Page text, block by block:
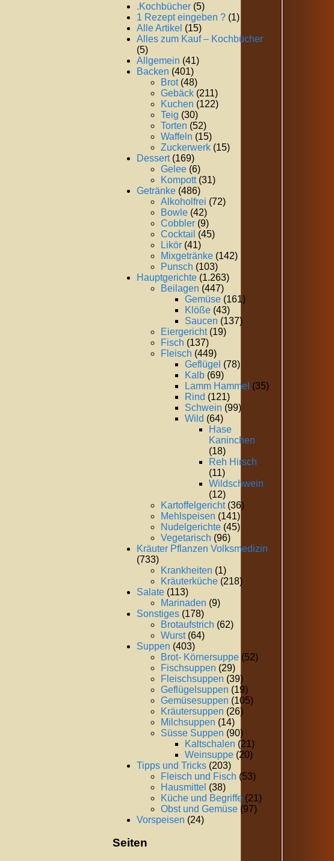
.Kochbücher (5)
1 Rezept eingeben ? (1)
Alle Artikel (15)
Alles zum Kauf – Kochbücher
(5)
Allgemein (41)
Backen (401)
Brot(48)
Gebäck (211)
Kuchen (122)
Teig (30)
Torten (52)
Waffeln (15)
Zuckerwerk (15)
Dessert(169)
Gelee (6)
Kompott(31)
Getränke (486)
Alkoholfrei (72)
Bowle (42)
Cobbler (9)
Cocktail (45)
Likör (41)
Mixgetränke (142)
Punsch (103)
Hauptgerichte (1.263)
Beilagen (447)
Gemüse (161)
Klöße (43)
Saucen (137)
Eiergericht(19)
Fisch (137)
Fleisch (449)
Geflügel (78)
Kalb (69)
Lamm Hammel (35)
Rind (121)
Schwein (99)
Wild (64)
Hase
Kaninchen
(18)
Reh Hirsch
(11)
Wildschwein
(12)
Kartoffelgericht(36)
Mehlspeisen (141)
Nudelgerichte (45)
Vegetarisch (96)
Kräuter Pflanzen Volksmedizin
(733)
Krankheiten (1)
Kräuterküche (218)
Salate (113)
Marinaden (9)
Sonstiges (178)
Brotaufstrich (62)
Wurst(64)
Suppen (403)
Brot- Körnersuppe (52)
Fischsuppen (29)
Fleischsuppen (39)
Geflügelsuppen (19)
Gemüsesuppen (105)
Kräutersuppen (26)
Milchsuppen (14)
Süsse Suppen (90)
Kaltschalen (21)
Weinsuppe (20)
Tipps und Tricks (203)
Fleisch und Fisch (53)
Hausmittel (38)
Küche und Begriffe (21)
Obst und Gemüse (97)
Vorspeisen (24)
Seiten